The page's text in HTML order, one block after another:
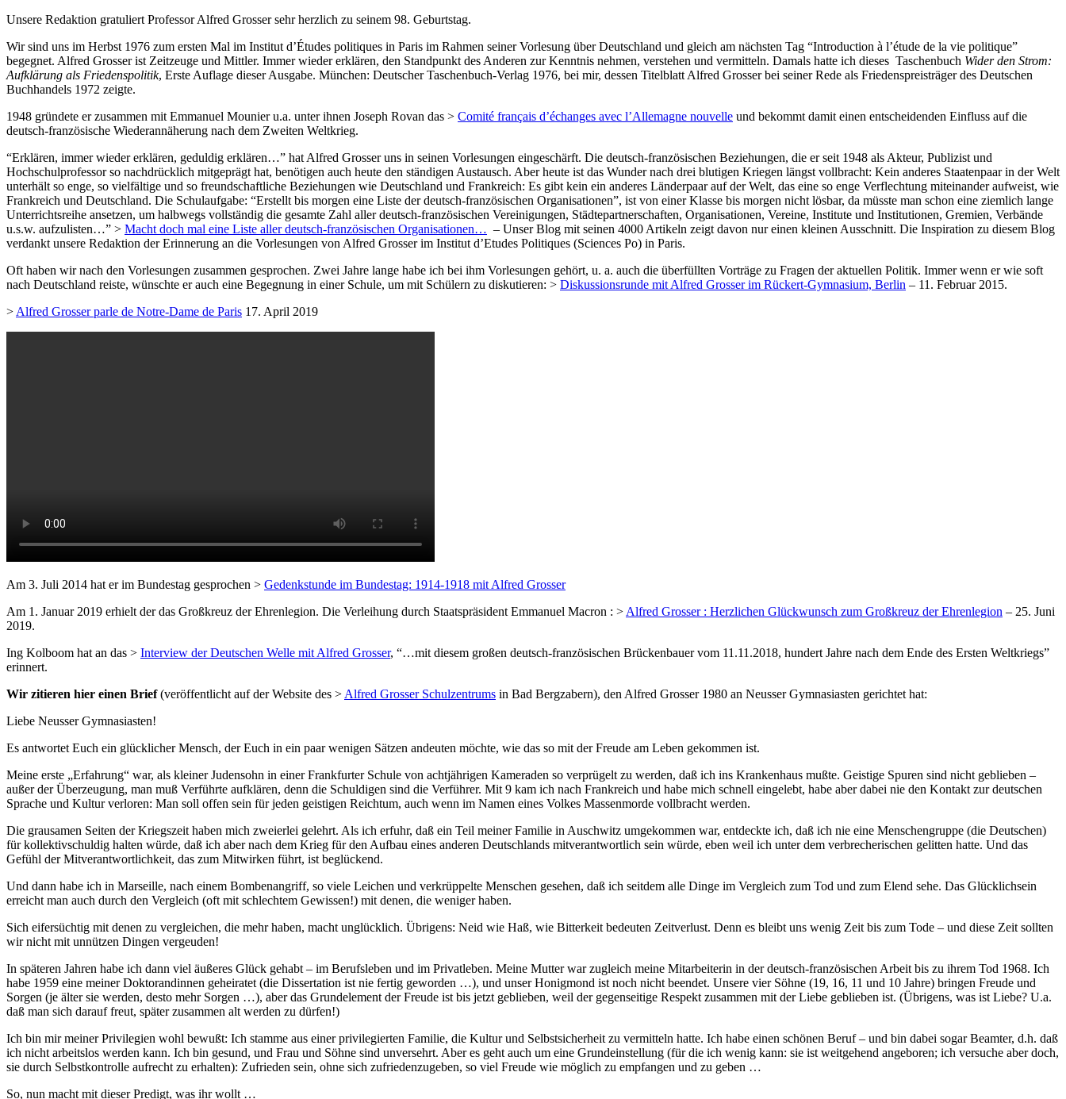
Unsere Redaktion gratuliert Professor Alfred Grosser sehr herzlich zu seinem 98. Geburtstag.
Wir sind uns im Herbst 1976 zum ersten Mal im Institut d’Études politiques in Paris im Rahmen seiner Vorlesung über Deutschland und gleich am nächsten Tag “Introduction à l’étude de la vie politique”
begegnet. Alfred Grosser ist Zeitzeuge und Mittler. Immer wieder erklären, den Standpunkt des Anderen zur Kenntnis nehmen, verstehen und vermitteln. Damals hatte ich dieses Taschenbuch Wider den Strom:
Aufklärung als Friedenspolitik, Erste Auflage dieser Ausgabe. München: Deutscher Taschenbuch-Verlag 1976, bei mir, dessen Titelblatt Alfred Grosser bei seiner Rede als Friedenspreisträger des Deutschen
Buchhandels 1972 zeigte.
1948 gründete er zusammen mit Emmanuel Mounier u.a. unter ihnen Joseph Rovan das > Comité français d’échanges avec l’Allemagne nouvelle und bekommt damit einen entscheidenden Einfluss auf die
deutsch-französische Wiederannäherung nach dem Zweiten Weltkrieg.
“Erklären, immer wieder erklären, geduldig erklären…” hat Alfred Grosser uns in seinen Vorlesungen eingeschärft. Die deutsch-französischen Beziehungen, die er seit 1948 als Akteur, Publizist und
Hochschulprofessor so nachdrücklich mitgeprägt hat, benötigen auch heute den ständigen Austausch. Aber heute ist das Wunder nach drei blutigen Kriegen längst vollbracht: Kein anderes Staatenpaar in der Welt
unterhält so enge, so vielfältige und so freundschaftliche Beziehungen wie Deutschland und Frankreich: Es gibt kein ein anderes Länderpaar auf der Welt, das eine so enge Verflechtung miteinander aufweist, wie
Frankreich und Deutschland. Die Schulaufgabe: “Erstellt bis morgen eine Liste der deutsch-französischen Organisationen”, ist von einer Klasse bis morgen nicht lösbar, da müsste man schon eine ziemlich lange
Unterrichtsreihe ansetzen, um halbwegs vollständig die gesamte Zahl aller deutsch-französischen Vereinigungen, Städtepartnerschaften, Organisationen, Vereine, Institute und Institutionen, Gremien, Verbände
u.s.w. aufzulisten…” > Macht doch mal eine Liste aller deutsch-französischen Organisationen… – Unser Blog mit seinen 4000 Artikeln zeigt davon nur einen kleinen Ausschnitt. Die Inspiration zu diesem Blog
verdankt unsere Redaktion der Erinnerung an die Vorlesungen von Alfred Grosser im Institut d’Etudes Politiques (Sciences Po) in Paris.
Oft haben wir nach den Vorlesungen zusammen gesprochen. Zwei Jahre lange habe ich bei ihm Vorlesungen gehört, u. a. auch die überfüllten Vorträge zu Fragen der aktuellen Politik. Immer wenn er wie soft
nach Deutschland reiste, wünschte er auch eine Begegnung in einer Schule, um mit Schülern zu diskutieren: > Diskussionsrunde mit Alfred Grosser im Rückert-Gymnasium, Berlin – 11. Februar 2015.
> Alfred Grosser parle de Notre-Dame de Paris 17. April 2019
Am 3. Juli 2014 hat er im Bundestag gesprochen > Gedenkstunde im Bundestag: 1914-1918 mit Alfred Grosser
Am 1. Januar 2019 erhielt der das Großkreuz der Ehrenlegion. Die Verleihung durch Staatspräsident Emmanuel Macron : > Alfred Grosser : Herzlichen Glückwunsch zum Großkreuz der Ehrenlegion – 25. Juni
2019.
Ing Kolboom hat an das > Interview der Deutschen Welle mit Alfred Grosser, “…mit diesem großen deutsch-französischen Brückenbauer vom 11.11.2018, hundert Jahre nach dem Ende des Ersten Weltkriegs”
erinnert.
Wir zitieren hier einen Brief(veröffentlicht auf der Website des > Alfred Grosser Schulzentrums in Bad Bergzabern), den Alfred Grosser 1980 an Neusser Gymnasiasten gerichtet hat:
Liebe Neusser Gymnasiasten!
Es antwortet Euch ein glücklicher Mensch, der Euch in ein paar wenigen Sätzen andeuten möchte, wie das so mit der Freude am Leben gekommen ist.
Meine erste „Erfahrung“ war, als kleiner Judensohn in einer Frankfurter Schule von achtjährigen Kameraden so verprügelt zu werden, daß ich ins Krankenhaus mußte. Geistige Spuren sind nicht geblieben –
außer der Überzeugung, man muß Verführte aufklären, denn die Schuldigen sind die Verführer. Mit 9 kam ich nach Frankreich und habe mich schnell eingelebt, habe aber dabei nie den Kontakt zur deutschen
Sprache und Kultur verloren: Man soll offen sein für jeden geistigen Reichtum, auch wenn im Namen eines Volkes Massenmorde vollbracht werden.
Die grausamen Seiten der Kriegszeit haben mich zweierlei gelehrt. Als ich erfuhr, daß ein Teil meiner Familie in Auschwitz umgekommen war, entdeckte ich, daß ich nie eine Menschengruppe (die Deutschen)
für kollektivschuldig halten würde, daß ich aber nach dem Krieg für den Aufbau eines anderen Deutschlands mitverantwortlich sein würde, eben weil ich unter dem verbrecherischen gelitten hatte. Und das
Gefühl der Mitverantwortlichkeit, das zum Mitwirken führt, ist beglückend.
Und dann habe ich in Marseille, nach einem Bombenangriff, so viele Leichen und verkrüppelte Menschen gesehen, daß ich seitdem alle Dinge im Vergleich zum Tod und zum Elend sehe. Das Glücklichsein
erreicht man auch durch den Vergleich (oft mit schlechtem Gewissen!) mit denen, die weniger haben.
Sich eifersüchtig mit denen zu vergleichen, die mehr haben, macht unglücklich. Übrigens: Neid wie Haß, wie Bitterkeit bedeuten Zeitverlust. Denn es bleibt uns wenig Zeit bis zum Tode – und diese Zeit sollten
wir nicht mit unnützen Dingen vergeuden!
In späteren Jahren habe ich dann viel äußeres Glück gehabt – im Berufsleben und im Privatleben. Meine Mutter war zugleich meine Mitarbeiterin in der deutsch-französischen Arbeit bis zu ihrem Tod 1968. Ich
habe 1959 eine meiner Doktorandinnen geheiratet (die Dissertation ist nie fertig geworden …), und unser Honigmond ist noch nicht beendet. Unsere vier Söhne (19, 16, 11 und 10 Jahre) bringen Freude und
Sorgen (je älter sie werden, desto mehr Sorgen …), aber das Grundelement der Freude ist bis jetzt geblieben, weil der gegenseitige Respekt zusammen mit der Liebe geblieben ist. (Übrigens, was ist Liebe? U.a.
daß man sich darauf freut, später zusammen alt werden zu dürfen!)
Ich bin mir meiner Privilegien wohl bewußt: Ich stamme aus einer privilegierten Familie, die Kultur und Selbstsicherheit zu vermitteln hatte. Ich habe einen schönen Beruf – und bin dabei sogar Beamter, d.h. daß
ich nicht arbeitslos werden kann. Ich bin gesund, und Frau und Söhne sind unversehrt. Aber es geht auch um eine Grundeinstellung (für die ich wenig kann: sie ist weitgehend angeboren; ich versuche aber doch,
sie durch Selbstkontrolle aufrecht zu erhalten): Zufrieden sein, ohne sich zufriedenzugeben, so viel Freude wie möglich zu empfangen und zu geben …
So, nun macht mit dieser Predigt, was ihr wollt …